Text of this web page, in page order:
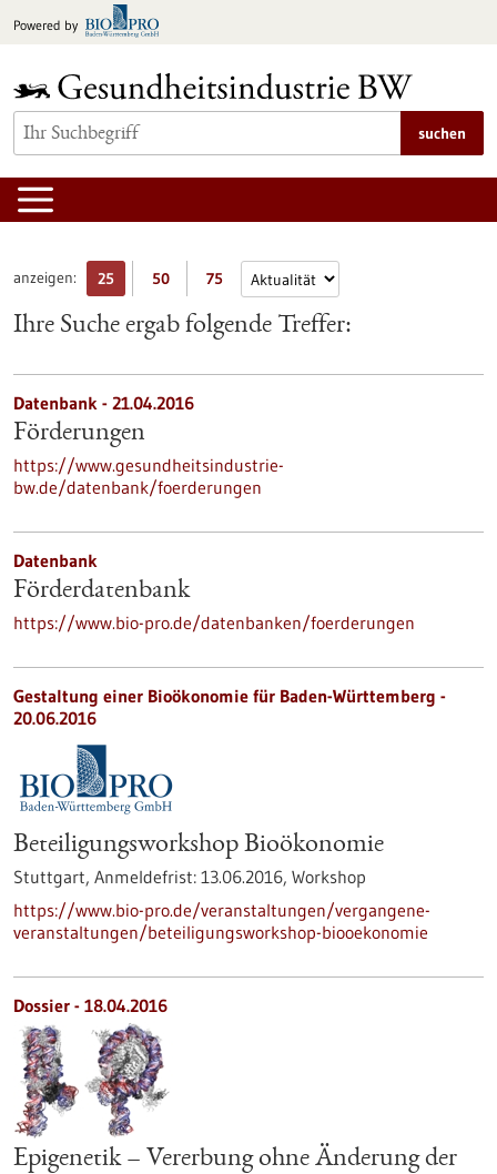
Inhalt
Powered by
suchen
anzeigen: 25 50 75
Ihre Suche ergab folgende Treffer:
Datenbank - 21.04.2016
Förderungen
https://www.gesundheitsindustrie-
bw.de/datenbank/foerderungen
Datenbank
Förderdatenbank
https://www.bio-pro.de/datenbanken/foerderungen
Gestaltung einer Bioökonomie für Baden-Württemberg -
20.06.2016
Beteiligungsworkshop Bioökonomie
Stuttgart, Anmeldefrist: 13.06.2016, Workshop
https://www.bio-pro.de/veranstaltungen/vergangene-
veranstaltungen/beteiligungsworkshop-biooekonomie
Dossier - 18.04.2016
Epigenetik – Vererbung ohne Änderung der